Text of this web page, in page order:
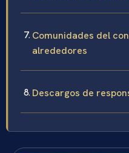
Comunidades del
alrededores
Descargos de